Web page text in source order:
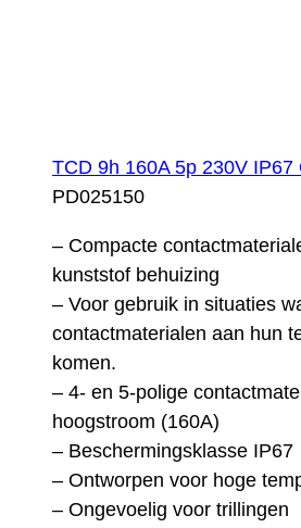
TCD 9h 160A 5p 230V IP67
PD025150
– Compacte
kunststof behuizing
– Voor gebruik in situaties
contactmaterialen aan hun
komen.
– 4- en 5-polige
hoogstroom (160A)
– Beschermingsklasse IP67
– Ontworpen voor hoge
– Ongevoelig voor trillingen